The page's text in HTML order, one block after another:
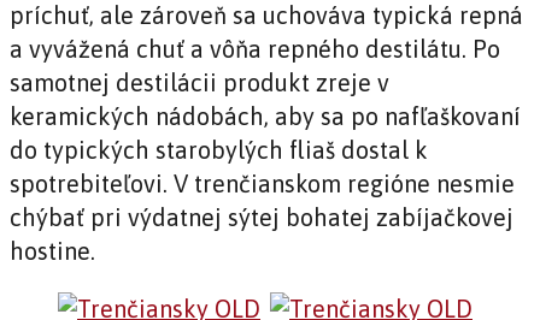
príchuť, ale zároveň sa uchováva typická repná
a vyvážená chuť a vôňa repného destilátu. Po
samotnej destilácii produkt zreje v
keramických nádobách, aby sa po nafľaškovaní
do typických starobylých fliaš dostal k
spotrebiteľovi. V trenčianskom regióne nesmie
chýbať pri výdatnej sýtej bohatej zabíjačkovej
hostine.